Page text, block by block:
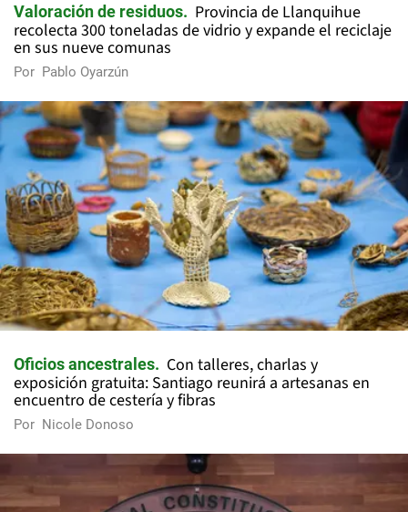
Valoración de residuos
Provincia de Llanquihue
recolecta 300 toneladas de vidrio y expande el reciclaje
en sus nueve comunas
Por Pablo Oyarzún
Oficios ancestrales
Con talleres, charlas y
exposición gratuita: Santiago reunirá a artesanas en
encuentro de cestería y fibras
Por Nicole Donoso